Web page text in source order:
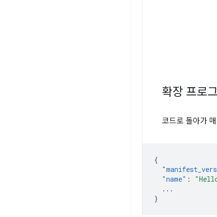
확장 프로
코드로 돌아가
{
"name" :
...
}